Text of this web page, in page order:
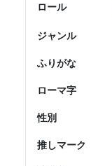
ロール
ジャンル
ふりがな
ローマ字
性別
推しマーク